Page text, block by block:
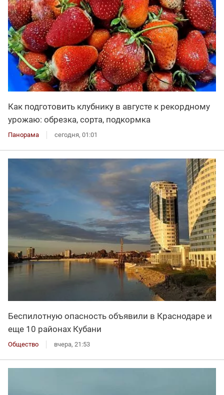
Как подготовить клубнику в августе к рекордному
урожаю: обрезка, сорта, подкормка
Панорама сегодня, 01:01
Беспилотную опасность объявили в Краснодаре и
еще 10 районах Кубани
Общество вчера, 21:53